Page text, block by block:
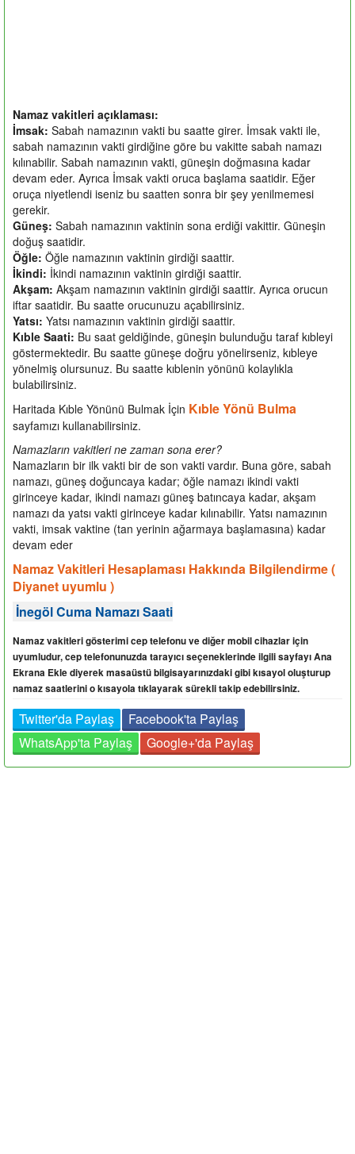
Namaz vakitleri açıklaması:
İmsak: Sabah namazının vakti bu saatte girer. İmsak vakti ile,
sabah namazının vakti girdiğine göre bu vakitte sabah namazı
kılınabilir. Sabah namazının vakti, güneşin doğmasına kadar
devam eder. Ayrıca İmsak vakti oruca başlama saatidir. Eğer
oruça niyetlendi iseniz bu saatten sonra bir şey yenilmemesi
gerekir.
Güneş: Sabah namazının vaktinin sona erdiği vakittir. Güneşin
doğuş saatidir.
Öğle: Öğle namazının vaktinin girdiği saattir.
İkindi: İkindi namazının vaktinin girdiği saattir.
Akşam: Akşam namazının vaktinin girdiği saattir. Ayrıca orucun
iftar saatidir. Bu saatte orucunuzu açabilirsiniz.
Yatsı: Yatsı namazının vaktinin girdiği saattir.
Kıble Saati: Bu saat geldiğinde, güneşin bulunduğu taraf kıbleyi
göstermektedir. Bu saatte güneşe doğru yönelirseniz, kıbleye
yönelmiş olursunuz. Bu saatte kıblenin yönünü kolaylıkla
bulabilirsiniz.
Haritada Kıble Yönünü Bulmak İçin Kıble Yönü Bulma
sayfamızı kullanabilirsiniz.
Namazların vakitleri ne zaman sona erer?
Namazların bir ilk vakti bir de son vakti vardır. Buna göre, sabah
namazı, güneş doğuncaya kadar; öğle namazı ikindi vakti
girinceye kadar, ikindi namazı güneş batıncaya kadar, akşam
namazı da yatsı vakti girinceye kadar kılınabilir. Yatsı namazının
vakti, imsak vaktine (tan yerinin ağarmaya başlamasına) kadar
devam eder
Namaz Vakitleri Hesaplaması Hakkında Bilgilendirme (
Diyanet uyumlu )
İnegöl Cuma Namazı Saati
Namaz vakitleri gösterimi cep telefonu ve diğer mobil cihazlar için
uyumludur, cep telefonunuzda tarayıcı seçeneklerinde ilgili sayfayı Ana
Ekrana Ekle diyerek masaüstü bilgisayarınızdaki gibi kısayol oluşturup
namaz saatlerini o kısayola tıklayarak sürekli takip edebilirsiniz.
Twitter'da Paylaş
Facebook'ta Paylaş
WhatsApp'ta Paylaş
Google+'da Paylaş